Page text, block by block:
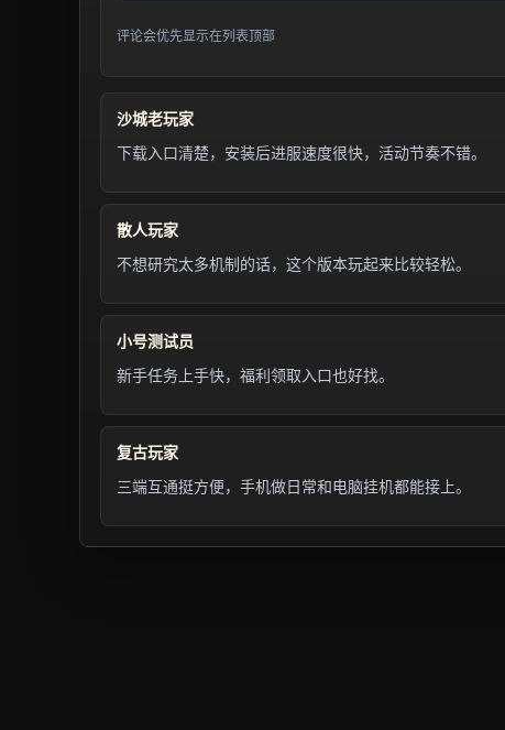
评论会优先显示在列表顶部
沙城老玩家
下载入口清楚，安装后进服速度很快，活动节奏不错。
散人玩家
不想研究太多机制的话，这个版本玩起来比较轻松。
小号测试员
新手任务上手快，福利领取入口也好找。
复古玩家
三端互通挺方便，手机做日常和电脑挂机都能接上。